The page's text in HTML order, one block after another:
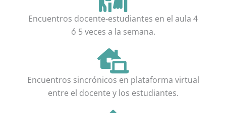
Encuentros docente-estudiantes en el aula 4
ó 5 veces a la semana.
Encuentros sincrónicos en plataforma virtual
entre el docente y los estudiantes.